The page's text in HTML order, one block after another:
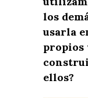
los
usarla
propios
ellos?